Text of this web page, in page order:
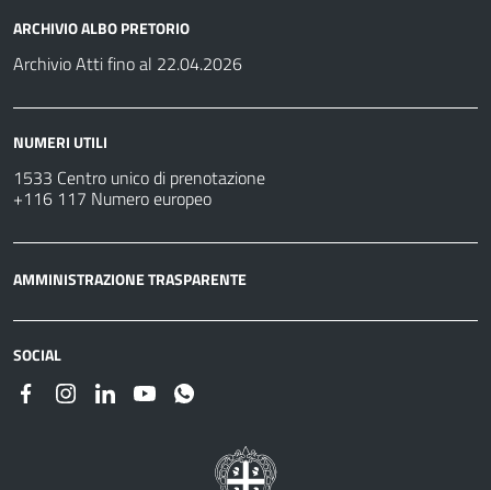
ARCHIVIO ALBO PRETORIO
Archivio Atti fino al 22.04.2026
NUMERI UTILI
1533 Centro unico di prenotazione
+116 117 Numero europeo
AMMINISTRAZIONE TRASPARENTE
SOCIAL